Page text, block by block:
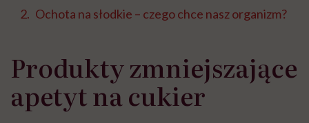
Ochota na słodkie – czego chce nasz organizm?
Produkty zmniejszające
apetyt na cukier